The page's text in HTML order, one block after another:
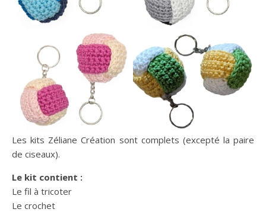
Les kits Zéliane Création sont complets (excepté la paire
de ciseaux).
Le kit contient :
Le fil à tricoter
Le crochet